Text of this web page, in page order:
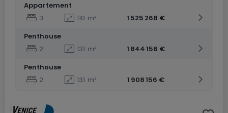
Appartement
3
110 m²
1 525 268 €
Penthouse
2
131 m²
1 844 156 €
Penthouse
2
131 m² 1 908 156 €